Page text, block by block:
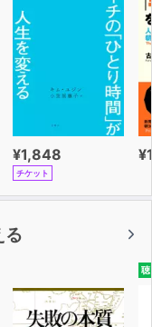
¥1,848
チケット
聴